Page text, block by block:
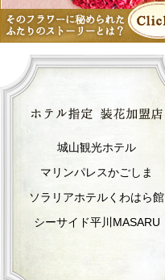
城山観光ホテル
マリンパレスかごしま
ソラリアホテルくわはら館
シーサイド平川MASARU